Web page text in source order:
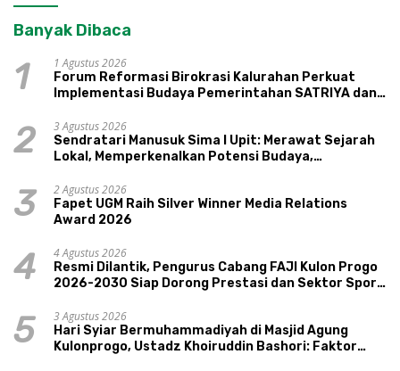
Banyak Dibaca
1
1 Agustus 2026
Forum Reformasi Birokrasi Kalurahan Perkuat
Implementasi Budaya Pemerintahan SATRIYA dan
2
3 Agustus 2026
Sendratari Manusuk Sima I Upit: Merawat Sejarah
Lokal, Memperkenalkan Potensi Budaya,
3
2 Agustus 2026
Fapet UGM Raih Silver Winner Media Relations
Award 2026
4
4 Agustus 2026
Resmi Dilantik, Pengurus Cabang FAJI Kulon Progo
2026-2030 Siap Dorong Prestasi dan Sektor Sport
5
3 Agustus 2026
Hari Syiar Bermuhammadiyah di Masjid Agung
Kulonprogo, Ustadz Khoiruddin Bashori: Faktor